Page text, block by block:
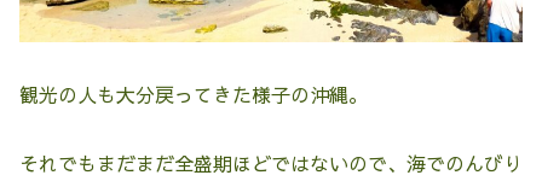
観光の人も大分戻ってきた様子の沖縄。
それでもまだまだ全盛期ほどではないので、海でのんびり